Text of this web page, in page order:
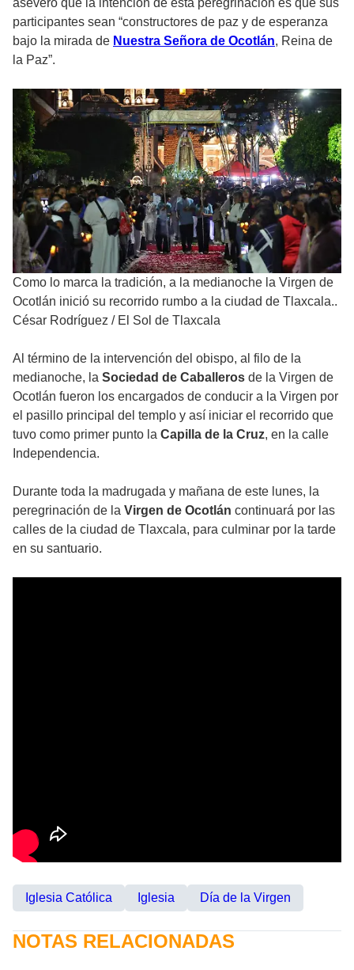
participantes sean “constructores de paz y de esperanza
bajo la mirada de Nuestra Señora de Ocotlán, Reina de
la Paz”.
​Como lo marca la tradición, a la medianoche la Virgen de
Ocotlán inició su recorrido rumbo a la ciudad de Tlaxcala..
César Rodríguez / El Sol de Tlaxcala
Al término de la intervención del obispo, al filo de la
medianoche, la Sociedad de Caballeros de la Virgen de
Ocotlán fueron los encargados de conducir a la Virgen por
el pasillo principal del templo y así iniciar el recorrido que
tuvo como primer punto la Capilla de la Cruz, en la calle
Independencia.
Durante toda la madrugada y mañana de este lunes, la
peregrinación de la Virgen de Ocotlán continuará por las
calles de la ciudad de Tlaxcala, para culminar por la tarde
en su santuario.
Iglesia Católica Iglesia Día de la Virgen
NOTAS RELACIONADAS